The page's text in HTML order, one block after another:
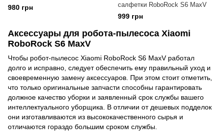
980 грн
салфетки RoboRock S6 MaxV
999 грн
Аксессуары для робота-пылесоса Xiaomi
RoboRock S6 MaxV
Чтобы робот-пылесос Xiaomi RoboRock S6 MaxV работал
долго и исправно, следует обеспечить ему правильный уход и
своевременную замену аксессуаров. При этом стоит отметить,
что только оригинальные запчасти способны гарантировать
должное качество уборки и заявленный срок службы вашего
интеллектуального уборщика. В отличии от дешевых подделок
они изготавливаются из высококачественного сырья и
отличаются гораздо большим сроком службы.